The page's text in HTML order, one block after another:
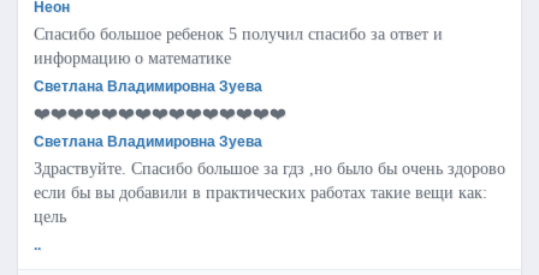
Неон
Спасибо большое ребенок 5 получил спасибо за ответ и
информацию о математике
Светлана Владимировна Зуева
❤️❤️❤️❤️❤️❤️❤️❤️❤️❤️❤️❤️❤️❤️❤️
Светлана Владимировна Зуева
Здраствуйте. Спасибо большое за гдз ,но было бы очень здорово
если бы вы добавили в практических работах такие вещи как:
цель
..